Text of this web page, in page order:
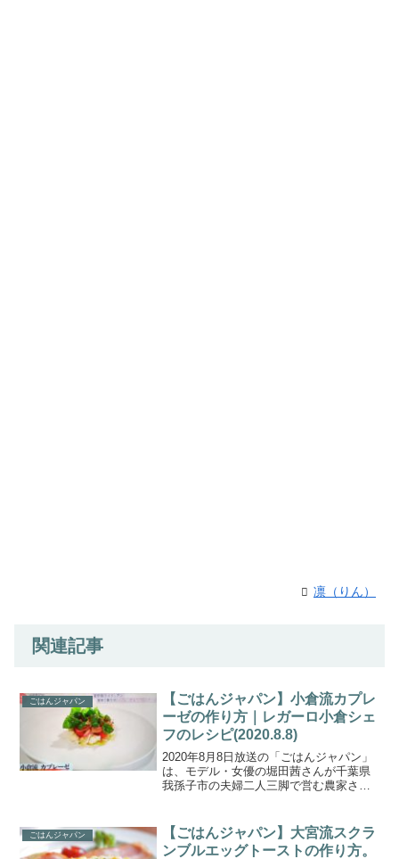
凛（りん）
関連記事
ごはんジャパン
【ごはんジャパン】小倉流カプレ
ーゼの作り方｜レガーロ小倉シェ
フのレシピ(2020.8.8)
2020年8月8日放送の「ごはんジャパン」
は、モデル・女優の堀田茜さんが千葉県
我孫子市の夫婦二人三脚で営む農家さん
く」というミニトマトの甘さと大玉トマ
トの旨さを持つトマト...
ごはんジャパン
【ごはんジャパン】大宮流スクラ
ンブルエッグトーストの作り方。